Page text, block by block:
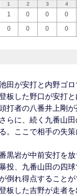
1 2 3 4
1 0 0 0
0 0 0 0
田が安打と内野ゴ
板した野口が安打
打者の八番井上剛
らに、続く九番山
。ここで相手の失
黒岩が中前安打を
投、九番山田の四
倒れ得点すること
板した吉野が走者